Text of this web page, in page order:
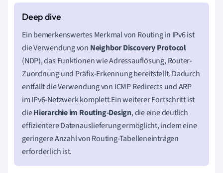
Ein bemerkenswertes Merkmal von Routing in IPv6 ist
die Verwendung von Neighbor Discovery Protocol
(NDP), das Funktionen wie Adressauflösung, Router-
Zuordnung und Präfix-Erkennung bereitstellt. Dadurch
entfällt die Verwendung von ICMP Redirects und ARP
im IPv6-Netzwerk komplett.Ein weiterer Fortschritt ist
dieHierarchie im Routing-Design, die eine deutlich
effizientere Datenauslieferung ermöglicht, indem eine
geringere Anzahl von Routing-Tabelleneinträgen
erforderlich ist.